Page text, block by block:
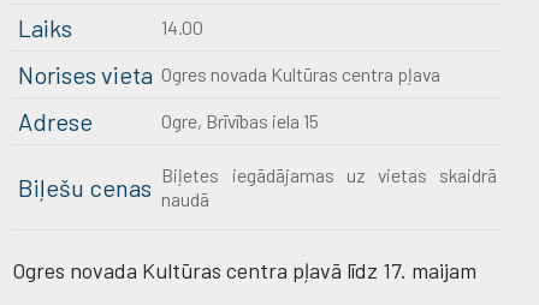
Laiks 14.00
Norises vieta Ogres novada Kultūras centra pļava
Adrese Ogre, Brīvības iela 15
Biļešu cenas Biļetes iegādājamas uz vietas skaidrā
naudā
Ogres novada Kultūras centra pļavā līdz 17. maijam